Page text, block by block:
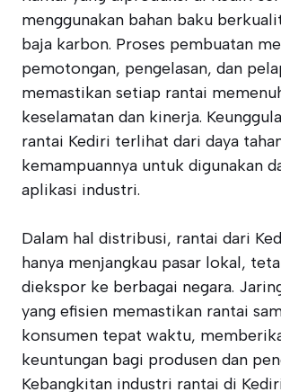
menggunakan bahan baku
baja karbon. Proses pembuatan
pemotongan, pengelasan, dan
memastikan setiap rantai
keselamatan dan kinerja.
rantai Kediri terlihat dari daya
kemampuannya untuk digunakan
aplikasi industri.
Dalam hal distribusi, rantai dari
hanya menjangkau pasar lokal,
diekspor ke berbagai negara.
yang efisien memastikan rantai
konsumen tepat waktu,
keuntungan bagi produsen dan
Kebangkitan industri rantai di